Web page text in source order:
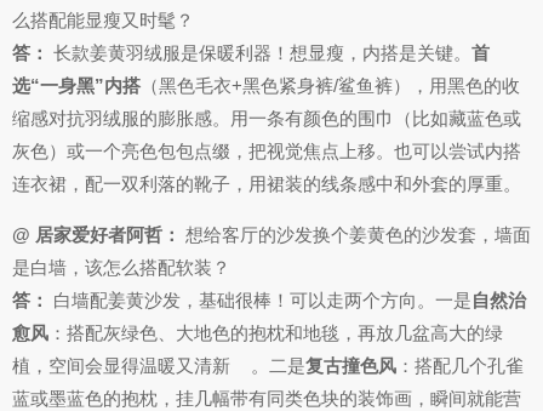
么搭配能显瘦又时髦？
答： 长款姜黄羽绒服是保暖利器！想显瘦，内搭是关键。 首
选“一身黑”内搭 （黑色毛衣+黑色紧身裤/鲨鱼裤），用黑色的收
缩感对抗羽绒服的膨胀感。用一条有颜色的围巾（比如藏蓝色或
灰色）或一个亮色包包点缀，把视觉焦点上移。也可以尝试内搭
连衣裙，配一双利落的靴子，用裙装的线条感中和外套的厚重。
@ 居家爱好者阿哲： 想给客厅的沙发换个姜黄色的沙发套，墙面
是白墙，该怎么搭配软装？
答：
白墙配姜黄沙发，基础很棒！可以走两个方向。一是自然治
愈风 ：搭配灰绿色、大地色的抱枕和地毯，再放几盆高大的绿
植，空间会显得温暖又清新
。二是复古撞色风 ：搭配几个孔雀
蓝或墨蓝色的抱枕，挂几幅带有同类色块的装饰画，瞬间就能营